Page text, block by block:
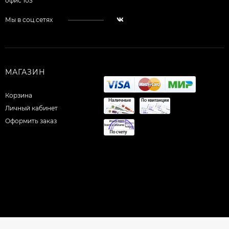
Мы в соц.сетях
МАГАЗИН
Корзина
Личный кабинет
Оформить заказ